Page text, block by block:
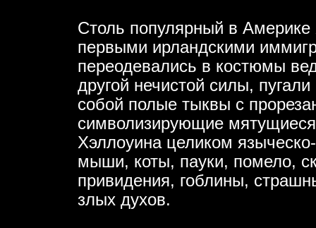
Столь популярный в
первыми ирландскими
переодевались в костюмы
другой нечистой силы,
собой полые тыквы с
символизирующие
Хэллоуина целиком
мыши, коты, пауки, помело,
привидения, гоблины,
злых духов.